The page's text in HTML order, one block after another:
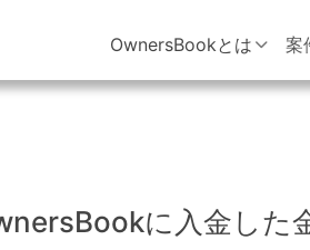
OwnersBookとは 案
に入金した